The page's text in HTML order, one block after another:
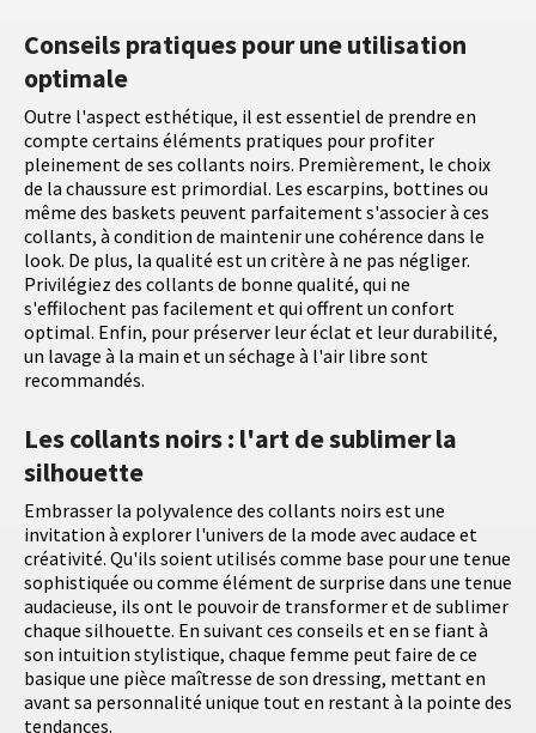
Conseils pratiques pour une utilisation
optimale
Outre l'aspect esthétique, il est essentiel de prendre en
compte certains éléments pratiques pour profiter
pleinement de ses collants noirs. Premièrement, le choix
de la chaussure est primordial. Les escarpins, bottines ou
même des baskets peuvent parfaitement s'associer à ces
collants, à condition de maintenir une cohérence dans le
look. De plus, la qualité est un critère à ne pas négliger.
Privilégiez des collants de bonne qualité, qui ne
s'effilochent pas facilement et qui offrent un confort
optimal. Enfin, pour préserver leur éclat et leur durabilité,
un lavage à la main et un séchage à l'air libre sont
recommandés.
Les collants noirs : l'art de sublimer la
silhouette
Embrasser la polyvalence des collants noirs est une
invitation à explorer l'univers de la mode avec audace et
créativité. Qu'ils soient utilisés comme base pour une tenue
sophistiquée ou comme élément de surprise dans une tenue
audacieuse, ils ont le pouvoir de transformer et de sublimer
chaque silhouette. En suivant ces conseils et en se fiant à
son intuition stylistique, chaque femme peut faire de ce
basique une pièce maîtresse de son dressing, mettant en
avant sa personnalité unique tout en restant à la pointe des
tendances.